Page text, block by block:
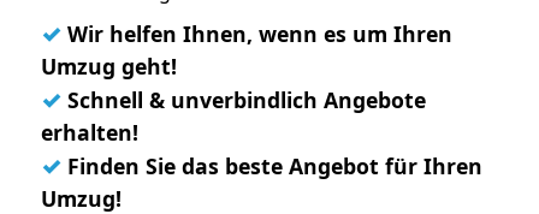
✓ Wir helfen Ihnen, wenn es um Ihren
Umzug geht!
✓ Schnell & unverbindlich Angebote
erhalten!
✓ Finden Sie das beste Angebot für Ihren
Umzug!